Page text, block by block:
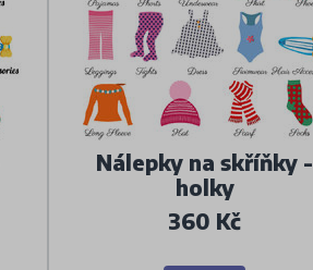
Nálepky na skříňky -
holky
360 Kč